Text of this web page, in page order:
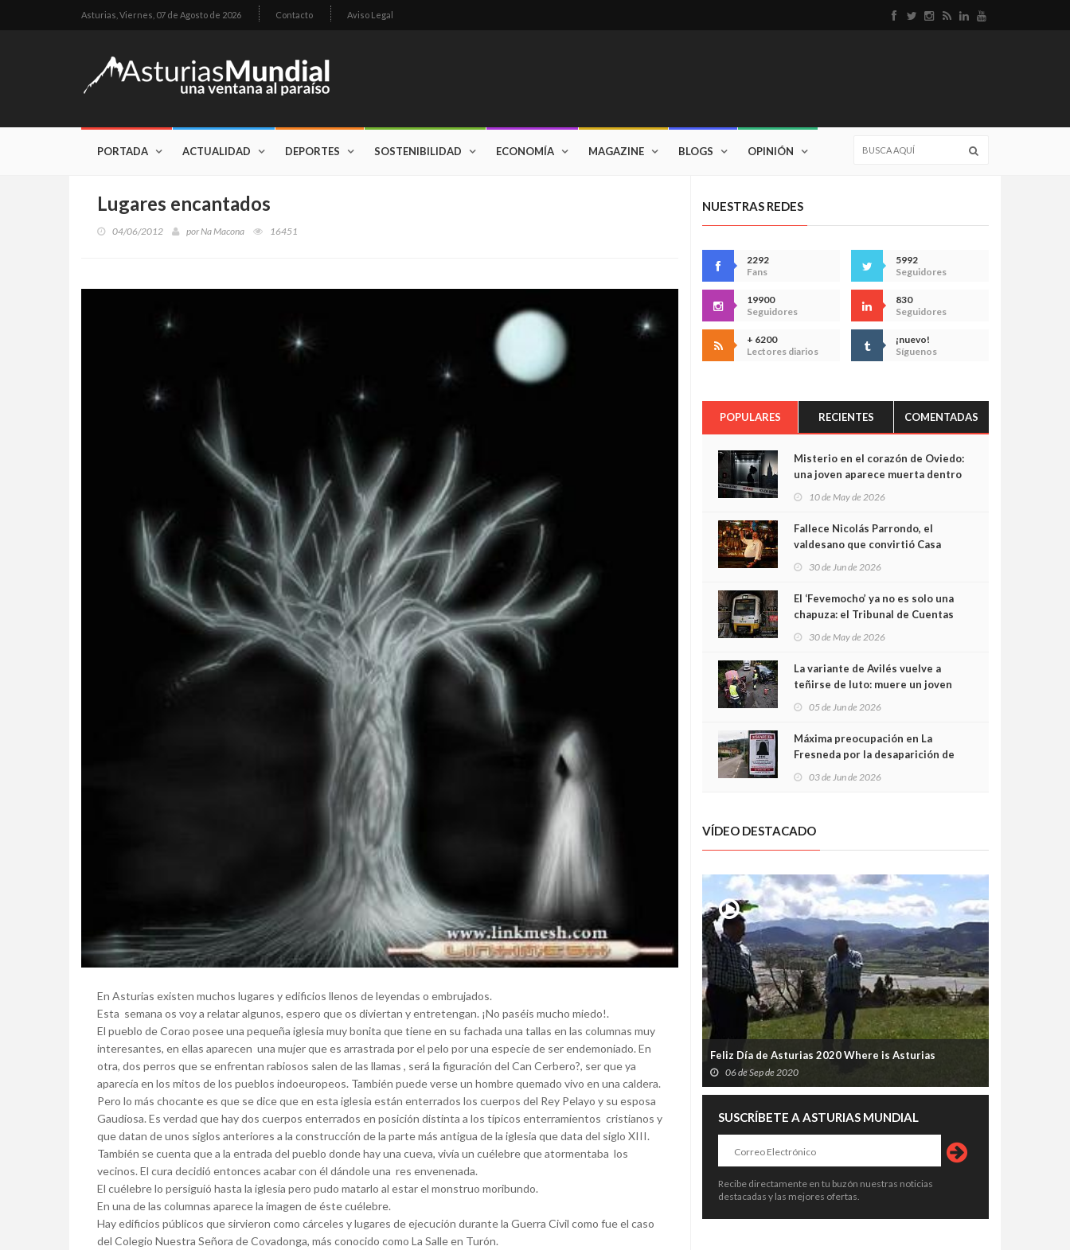
Asturias, Viernes, 07 de Agosto de 2026 Contacto Aviso Legal
PORTADA ACTUALIDAD DEPORTES SOSTENIBILIDAD ECONOMÍA MAGAZINE BLOGS OPINIÓN
Lugares encantados
04/06/2012 porNa Macona 16451
En Asturias existen muchos lugares y edificios llenos de leyendas o embrujados.
Esta semana os voy a relatar algunos, espero que os diviertan y entretengan. ¡No paséis mucho miedo!.
El pueblo de Corao posee una pequeña iglesia muy bonita que tiene en su fachada una tallas en las columnas muy
interesantes, en ellas aparecen una mujer que es arrastrada por el pelo por una especie de ser endemoniado. En
otra, dos perros que se enfrentan rabiosos salen de las llamas , será la figuración del Can Cerbero?, ser que ya
aparecía en los mitos de los pueblos indoeuropeos. También puede verse un hombre quemado vivo en una caldera.
Pero lo más chocante es que se dice que en esta iglesia están enterrados los cuerpos del Rey Pelayo y su esposa
Gaudiosa. Es verdad que hay dos cuerpos enterrados en posición distinta a los típicos enterramientos cristianos y
que datan de unos siglos anteriores a la construcción de la parte más antigua de la iglesia que data del siglo XIII.
También se cuenta que a la entrada del pueblo donde hay una cueva, vivía un cuélebre que atormentaba los
vecinos. El cura decidió entonces acabar con él dándole una res envenenada.
El cuélebre lo persiguió hasta la iglesia pero pudo matarlo al estar el monstruo moribundo.
En una de las columnas aparece la imagen de éste cuélebre.
Hay edificios públicos que sirvieron como cárceles y lugares de ejecución durante la Guerra Civil como fue el caso
del Colegio Nuestra Señora de Covadonga, más conocido como La Salle en Turón.
NUESTRAS REDES
2292
Fans
5992
Seguidores
19900
Seguidores
830
Seguidores
+ 6200
Lectores diarios
¡nuevo!
Síguenos
POPULARES RECIENTES COMENTADAS
Misterio en el corazón de Oviedo:
una joven aparece muerta dentro
cámaras captan sus últimos
minutos
10 de May de 2026
Fallece Nicolás Parrondo, el
valdesano que convirtió Casa
30 de Jun de 2026
El ‘Fevemocho’ ya no es solo una
chapuza: el Tribunal de Cuentas
sobrecoste de los trenes que no
cabían por los túneles
30 de May de 2026
La variante de Avilés vuelve a
teñirse de luto: muere un joven
05 de Jun de 2026
Máxima preocupación en La
Fresneda por la desaparición de
03 de Jun de 2026
VÍDEO DESTACADO
Feliz Día de Asturias 2020 Where is Asturias
06 de Sep de 2020
SUSCRÍBETE A ASTURIAS MUNDIAL
Recibe directamente en tu buzón nuestras noticias
destacadas y las mejores ofertas.